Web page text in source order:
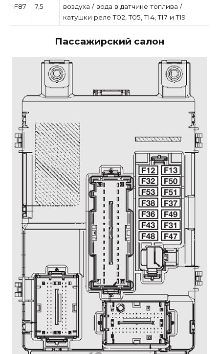
F87 7,5
воздуха / вода в датчике топлива /
катушки реле T02, T05, TI4, TI7 и TI9
Пассажирский салон